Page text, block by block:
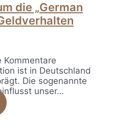
die „German
Kommentare
ist in Deutschland
Die sogenannte
unser…